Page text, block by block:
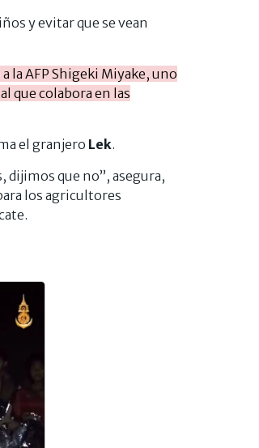
y evitar que se vean
la AFP Shigeki Miyake, uno
que colabora en las
el granjero Lek.
que no”, asegura,
los agricultores